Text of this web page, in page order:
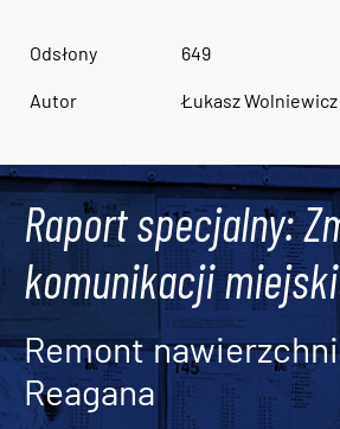
Odsłony 649
Autor Łukasz
Raport specjalny:
komunikacji
Remont
Reagana